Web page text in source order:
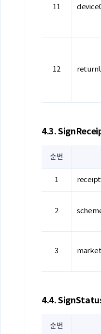
4.3.
순번
4.4.
순번